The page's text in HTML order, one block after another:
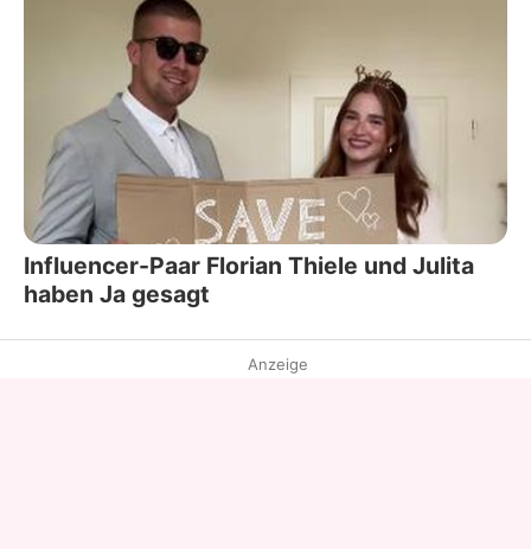
Influencer-Paar Florian Thiele und Julita
haben Ja gesagt
Anzeige